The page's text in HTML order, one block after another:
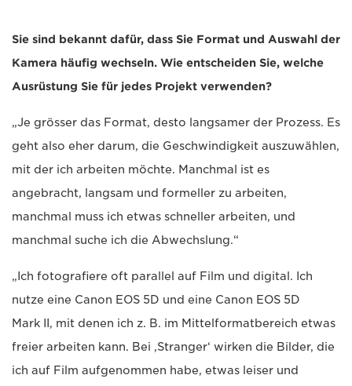
Sie sind bekannt dafür, dass Sie Format und Auswahl der
Kamera häufig wechseln. Wie entscheiden Sie, welche
Ausrüstung Sie für jedes Projekt verwenden?
„Je grösser das Format, desto langsamer der Prozess. Es
geht also eher darum, die Geschwindigkeit auszuwählen,
mit der ich arbeiten möchte. Manchmal ist es
angebracht, langsam und formeller zu arbeiten,
manchmal muss ich etwas schneller arbeiten, und
manchmal suche ich die Abwechslung.“
„Ich fotografiere oft parallel auf Film und digital. Ich
nutze eine Canon EOS 5D und eine Canon EOS 5D
Mark II, mit denen ich z. B. im Mittelformatbereich etwas
freier arbeiten kann. Bei ‚Stranger‘ wirken die Bilder, die
ich auf Film aufgenommen habe, etwas leiser und